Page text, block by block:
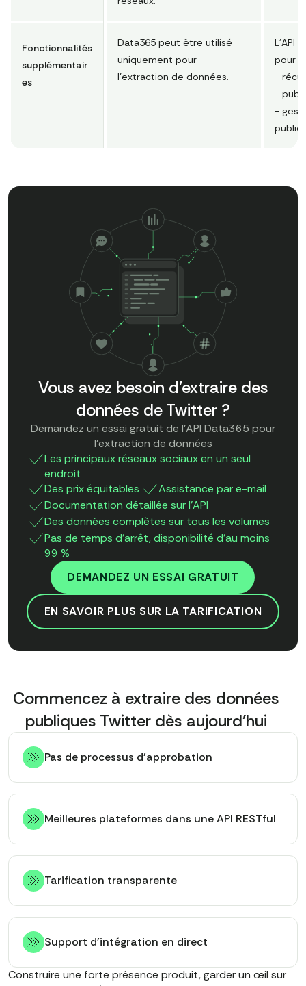
Fonctionnalités
supplémentair
es
Data365 peut être utilisé
uniquement pour
l'extraction de données.
L'API
pour
-
-
-
Vous avez besoin d'extraire des
données de Twitter ?
Demandez un essai gratuit de l'API Data365 pour
l'extraction de données
Les principaux réseaux sociaux en un seul
endroit
Des prix équitables
Assistance par e-mail
Documentation détaillée sur l'API
Des données complètes sur tous les volumes
Pas de temps d'arrêt, disponibilité d'au moins
99 %
DEMANDEZ UN ESSAI GRATUIT
EN SAVOIR PLUS SUR LA TARIFICATION
Commencez à extraire des données
publiques Twitter dès aujourd'hui
Pas de processus d'approbation
Meilleures plateformes dans une API RESTful
Tarification transparente
Support d'intégration en direct
Construire une forte présence produit, garder un œil sur